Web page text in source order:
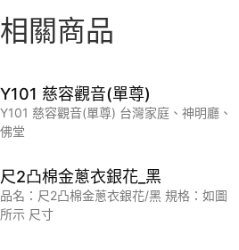
相關商品
Y101 慈容觀音(單尊)
Y101 慈容觀音(單尊) 台灣家庭、神明廳、
佛堂
尺2凸棉金蔥衣銀花_黑
品名：尺2凸棉金蔥衣銀花/黑 規格：如圖
所示 尺寸